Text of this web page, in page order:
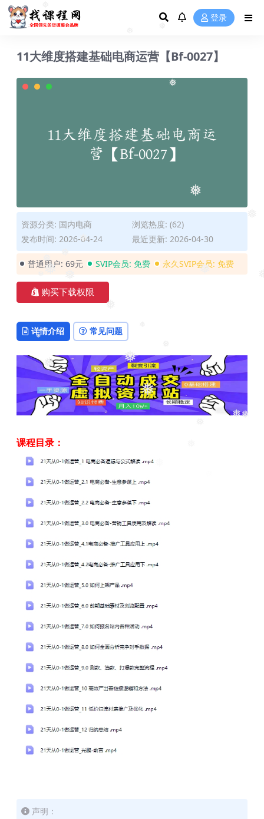
❅
❅
❅
❅
❅
❅
❅
❅
❅
❅
❅
❅ 登录
11大维度搭建基础电商运营【Bf-0027】
资源分类: 国内电商
浏览热度: (62)
发布时间: 2026-04-24
最近更新: 2026-04-30
普通用户: 69元 SVIP会员: 免费 永久SVIP会员: 免费
购买下载权限
详情介绍 常见问题
课程目录：
声明：